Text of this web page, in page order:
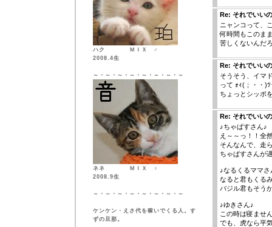
ハク ＭＩＸ ♂
2008.4生
～・～・～・～・～・～・～・～
ネネ ＭＩＸ ♀
2008.9生
～・～・～・～・～・～・～・～
ケンケン・えさ代を稼いでくる人。す
ずの旦那。
Re: それでいい
ニャンコって、
何時間もこのま
苦しくないんだ
Re: それでいい
そうそう、イマ
って ｫｨ(；・・)
ちょっとシッポ
Re: それでいい
♪ちゃぱすさん♪
え～～っ！！全
そんなんで、走
ちゃぱすさんが
♪なるくるママさ
なると君もくる
バジル君もそう
♪ゆきさん♪
この時は寝ませ
でも、虎なら平